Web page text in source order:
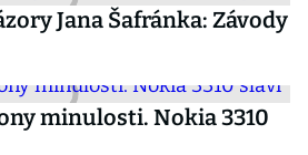
Jana Šafránka: Závody
minulosti. Nokia 3310